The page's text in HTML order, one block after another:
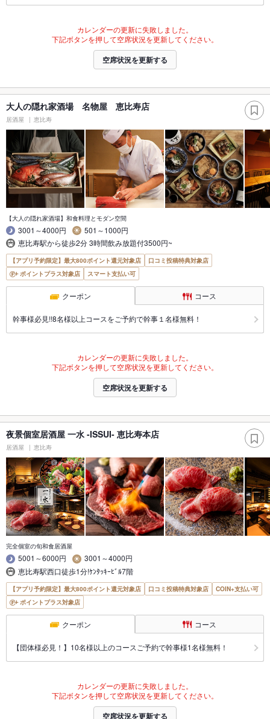
カレンダーの更新に失敗しました。
下記ボタンを押して空席状況を更新してください。
空席状況を更新する
大人の隠れ家酒場 名物屋 恵比寿店
居酒屋 恵比寿
【大人の隠れ家酒場】和食料理とモダン空間
3001～4000円
501～1000円
恵比寿駅から徒歩2分 3時間飲み放題付3500円~
【アプリ予約限定】最大800ポイント還元対象店
口コミ投稿特典対象店
ポイントプラス対象店
スマート支払い可
クーポン コース
幹事様必見!!8名様以上コースをご予約で幹事１名様無料！
カレンダーの更新に失敗しました。
下記ボタンを押して空席状況を更新してください。
空席状況を更新する
夜景個室居酒屋 一水 -ISSUI- 恵比寿本店
居酒屋 恵比寿
完全個室の旬和食居酒屋
5001～6000円
3001～4000円
恵比寿駅西口徒歩1分!ｹﾝﾀｯｷｰﾋﾞﾙ7階
【アプリ予約限定】最大800ポイント還元対象店 口コミ投稿特典対象店
COIN+支払い可
ポイントプラス対象店
クーポン コース
【団体様必見！】10名様以上のコースご予約で幹事様1名様無料！
カレンダーの更新に失敗しました。
下記ボタンを押して空席状況を更新してください。
空席状況を更新する